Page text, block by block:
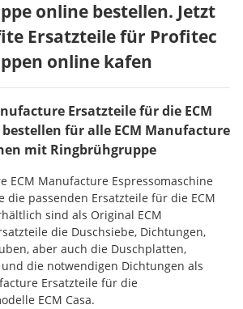
online bestellen. Jetzt
Ersatzteile für Profitec
online kafen
Ersatzteile für die ECM
für alle ECM Manufacture
mit Ringbrühgruppe
ECM Manufacture Espressomaschine
die passenden Ersatzteile für die ECM
sind als Original ECM
die Duschsiebe, Dichtungen,
aber auch die Duschplatten,
die notwendigen Dichtungen als
Ersatzteile für die
ECM Casa.